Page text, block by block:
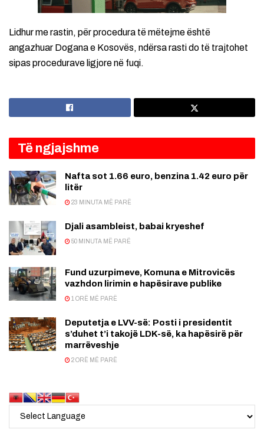
Lidhur me rastin, për procedura të mëtejme është
angazhuar Dogana e Kosovës, ndërsa rasti do të trajtohet
sipas procedurave ligjore në fuqi.
Të ngjajshme
Nafta sot 1.66 euro, benzina 1.42 euro për
litër
23 MINUTA MË PARË
Djali asambleist, babai kryeshef
50 MINUTA MË PARË
Fund uzurpimeve, Komuna e Mitrovicës
vazhdon lirimin e hapësirave publike
1 ORË MË PARË
Deputetja e LVV-së: Posti i presidentit
s’duhet t’i takojë LDK-së, ka hapësirë për
marrëveshje
2 ORË MË PARË